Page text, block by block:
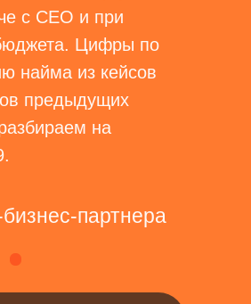
партнера
с CEO и при
Цифры по
найма из кейсов
предыдущих
на